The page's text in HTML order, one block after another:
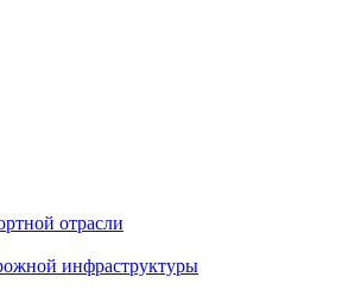
отрасли
инфраструктуры